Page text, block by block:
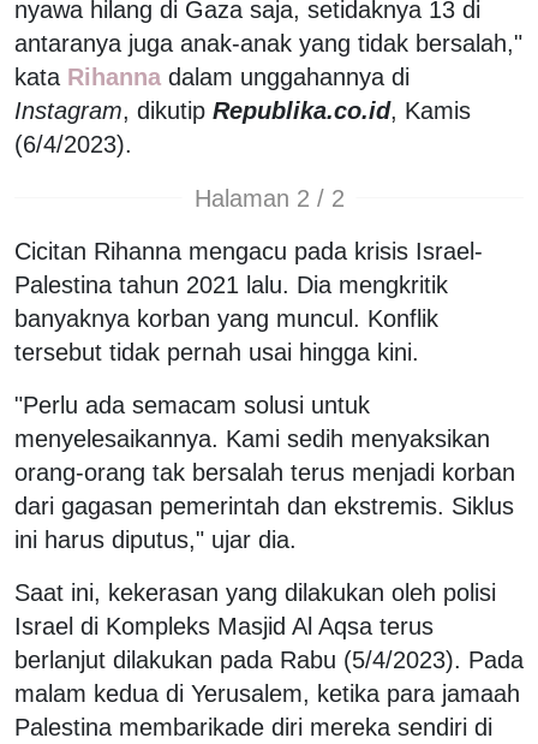
nyawa hilang di Gaza saja, setidaknya 13 di
antaranya juga anak-anak yang tidak bersalah,"
kata Rihanna dalam unggahannya di
Instagram, dikutip Republika.co.id, Kamis
(6/4/2023).
Halaman 2 / 2
Cicitan Rihanna mengacu pada krisis Israel-
Palestina tahun 2021 lalu. Dia mengkritik
banyaknya korban yang muncul. Konflik
tersebut tidak pernah usai hingga kini.
"Perlu ada semacam solusi untuk
menyelesaikannya. Kami sedih menyaksikan
orang-orang tak bersalah terus menjadi korban
dari gagasan pemerintah dan ekstremis. Siklus
ini harus diputus," ujar dia.
Saat ini, kekerasan yang dilakukan oleh polisi
Israel di Kompleks Masjid Al Aqsa terus
berlanjut dilakukan pada Rabu (5/4/2023). Pada
malam kedua di Yerusalem, ketika para jamaah
Palestina membarikade diri mereka sendiri di